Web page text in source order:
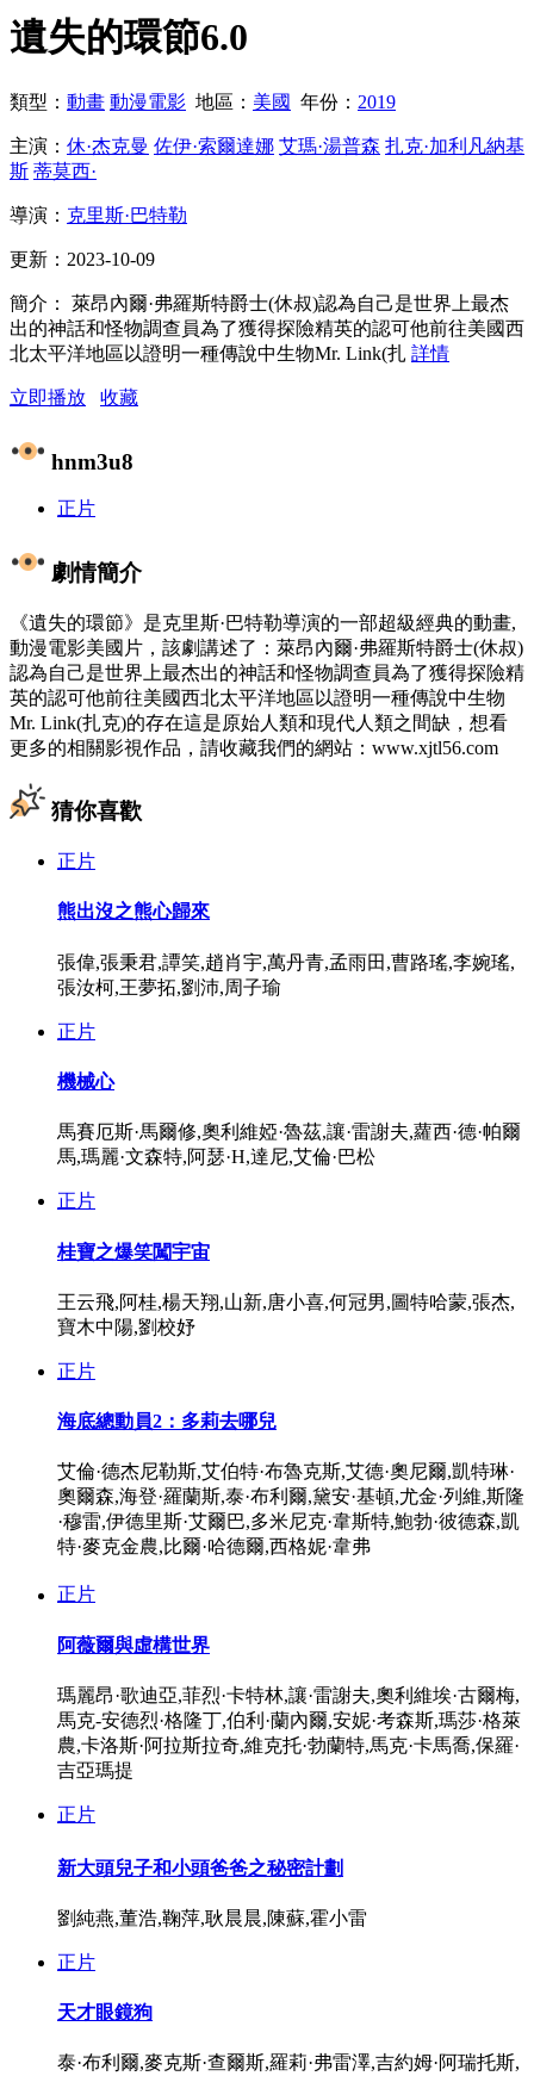
遺失的環節6.0
類型： 動畫 動漫電影 地區： 美國 年份： 2019
主演： 休·杰克曼 佐伊·索爾達娜 艾瑪·湯普森 扎克·加利凡納基
斯 蒂莫西·
導演： 克里斯·巴特勒
更新： 2023-10-09
簡介：
萊昂內爾·弗羅斯特爵士(休叔)認為自己是世界上最杰
出的神話和怪物調查員為了獲得探險精英的認可他前往美國西
北太平洋地區以證明一種傳說中生物Mr. Link(扎 詳情
立即播放 收藏
hnm3u8
正片
劇情簡介
《遺失的環節》是克里斯·巴特勒導演的一部超級經典的動畫,
動漫電影美國片，該劇講述了：萊昂內爾·弗羅斯特爵士(休叔)
認為自己是世界上最杰出的神話和怪物調查員為了獲得探險精
英的認可他前往美國西北太平洋地區以證明一種傳說中生物
Mr. Link(扎克)的存在這是原始人類和現代人類之間缺，想看
更多的相關影視作品，請收藏我們的網站：www.xjtl56.com
猜你喜歡
正片
熊出沒之熊心歸來
張偉,張秉君,譚笑,趙肖宇,萬丹青,孟雨田,曹路瑤,李婉瑤,
張汝柯,王夢拓,劉沛,周子瑜
正片
機械心
馬賽厄斯·馬爾修,奧利維婭·魯茲,讓·雷謝夫,蘿西·德·帕爾
馬,瑪麗·文森特,阿瑟·H,達尼,艾倫·巴松
正片
桂寶之爆笑闖宇宙
王云飛,阿桂,楊天翔,山新,唐小喜,何冠男,圖特哈蒙,張杰,
寶木中陽,劉校妤
正片
海底總動員2：多莉去哪兒
艾倫·德杰尼勒斯,艾伯特·布魯克斯,艾德·奧尼爾,凱特琳·
奧爾森,海登·羅蘭斯,泰·布利爾,黛安·基頓,尤金·列維,斯隆
·穆雷,伊德里斯·艾爾巴,多米尼克·韋斯特,鮑勃·彼德森,凱
特·麥克金農,比爾·哈德爾,西格妮·韋弗
正片
阿薇爾與虛構世界
瑪麗昂·歌迪亞,菲烈·卡特林,讓·雷謝夫,奧利維埃·古爾梅,
馬克-安德烈·格隆丁,伯利·蘭內爾,安妮·考森斯,瑪莎·格萊
農,卡洛斯·阿拉斯拉奇,維克托·勃蘭特,馬克·卡馬喬,保羅·
吉亞瑪提
正片
新大頭兒子和小頭爸爸之秘密計劃
劉純燕,董浩,鞠萍,耿晨晨,陳蘇,霍小雷
正片
天才眼鏡狗
泰·布利爾,麥克斯·查爾斯,羅莉·弗雷澤,吉約姆·阿瑞托斯,